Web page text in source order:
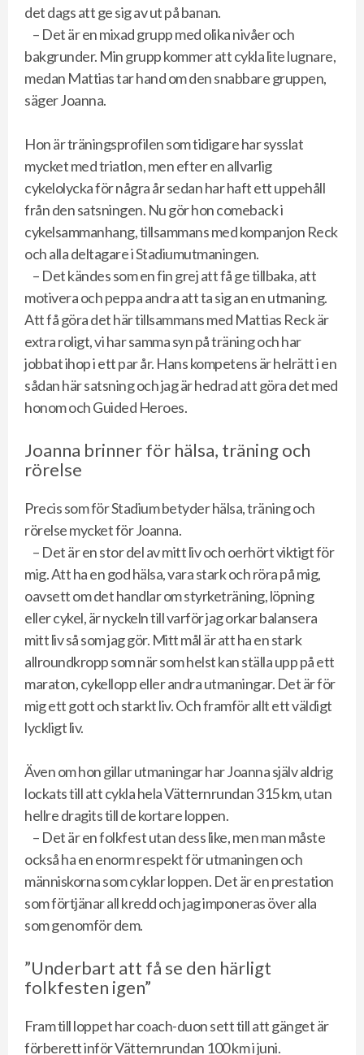
det dags att ge sig av ut på banan.
– Det är en mixad grupp med olika nivåer och
bakgrunder. Min grupp kommer att cykla lite lugnare,
medan Mattias tar hand om den snabbare gruppen,
säger Joanna.
Hon är träningsprofilen som tidigare har sysslat
mycket med triatlon, men efter en allvarlig
cykelolycka för några år sedan har haft ett uppehåll
från den satsningen. Nu gör hon comeback i
cykelsammanhang, tillsammans med kompanjon Reck
och alla deltagare i Stadiumutmaningen.
– Det kändes som en fin grej att få ge tillbaka, att
motivera och peppa andra att ta sig an en utmaning.
Att få göra det här tillsammans med Mattias Reck är
extra roligt, vi har samma syn på träning och har
jobbat ihop i ett par år. Hans kompetens är helrätt i en
sådan här satsning och jag är hedrad att göra det med
honom och Guided Heroes.
Joanna brinner för hälsa, träning och
rörelse
Precis som för Stadium betyder hälsa, träning och
rörelse mycket för Joanna.
– Det är en stor del av mitt liv och oerhört viktigt för
mig. Att ha en god hälsa, vara stark och röra på mig,
oavsett om det handlar om styrketräning, löpning
eller cykel, är nyckeln till varför jag orkar balansera
mitt liv så som jag gör. Mitt mål är att ha en stark
allroundkropp som när som helst kan ställa upp på ett
maraton, cykellopp eller andra utmaningar. Det är för
mig ett gott och starkt liv. Och framför allt ett väldigt
lyckligt liv.
Även om hon gillar utmaningar har Joanna själv aldrig
lockats till att cykla hela Vätternrundan 315 km, utan
hellre dragits till de kortare loppen.
– Det är en folkfest utan dess like, men man måste
också ha en enorm respekt för utmaningen och
människorna som cyklar loppen. Det är en prestation
som förtjänar all kredd och jag imponeras över alla
som genomför dem.
”Underbart att få se den härligt
folkfesten igen”
Fram till loppet har coach-duon sett till att gänget är
förberett inför Vätternrundan 100 km i juni.